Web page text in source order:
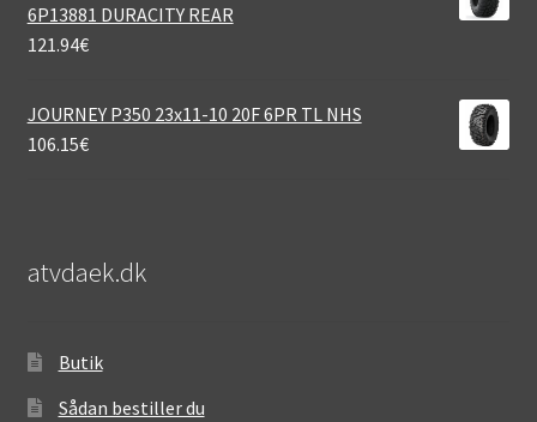
6P13881 DURACITY REAR
121.94€
JOURNEY P350 23x11-10 20F 6PR TL NHS
106.15€
atvdaek.dk
Butik
Sådan bestiller du